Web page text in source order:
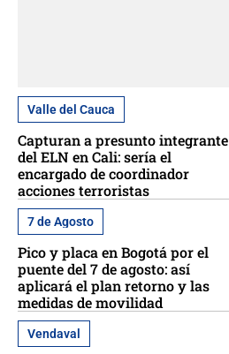
Valle del Cauca
Capturan a presunto integrante
del ELN en Cali: sería el
encargado de coordinador
acciones terroristas
7 de Agosto
Pico y placa en Bogotá por el
puente del 7 de agosto: así
aplicará el plan retorno y las
medidas de movilidad
Vendaval